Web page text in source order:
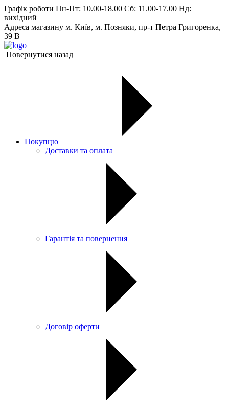
Графік роботи Пн-Пт: 10.00-18.00 Сб: 11.00-17.00 Нд:
вихiдний
Адреса магазину м. Київ, м. Позняки, пр-т Петра Григоренка,
39 В
Повернутися назад
Покупцю
Доставки та оплата
Гарантія та повернення
Договір оферти